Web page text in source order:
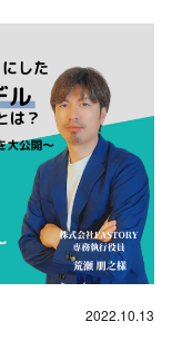
2022.10.13